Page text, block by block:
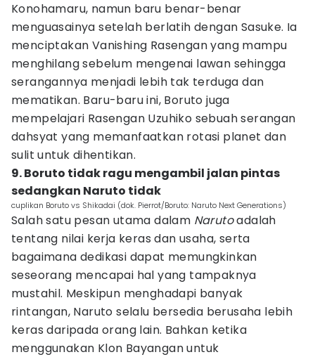
Konohamaru, namun baru benar-benar
menguasainya setelah berlatih dengan Sasuke. Ia
menciptakan Vanishing Rasengan yang mampu
menghilang sebelum mengenai lawan sehingga
serangannya menjadi lebih tak terduga dan
mematikan. Baru-baru ini, Boruto juga
mempelajari Rasengan Uzuhiko sebuah serangan
dahsyat yang memanfaatkan rotasi planet dan
sulit untuk dihentikan.
9. Boruto tidak ragu mengambil jalan pintas
sedangkan Naruto tidak
cuplikan Boruto vs Shikadai (dok. Pierrot/Boruto: Naruto Next Generations)
Salah satu pesan utama dalam Narutoadalah
tentang nilai kerja keras dan usaha, serta
bagaimana dedikasi dapat memungkinkan
seseorang mencapai hal yang tampaknya
mustahil. Meskipun menghadapi banyak
rintangan, Naruto selalu bersedia berusaha lebih
keras daripada orang lain. Bahkan ketika
menggunakan Klon Bayangan untuk